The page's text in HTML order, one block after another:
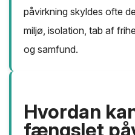
påvirkning skyldes ofte
miljø, isolation, tab af
og samfund.
Hvordan
fængslet